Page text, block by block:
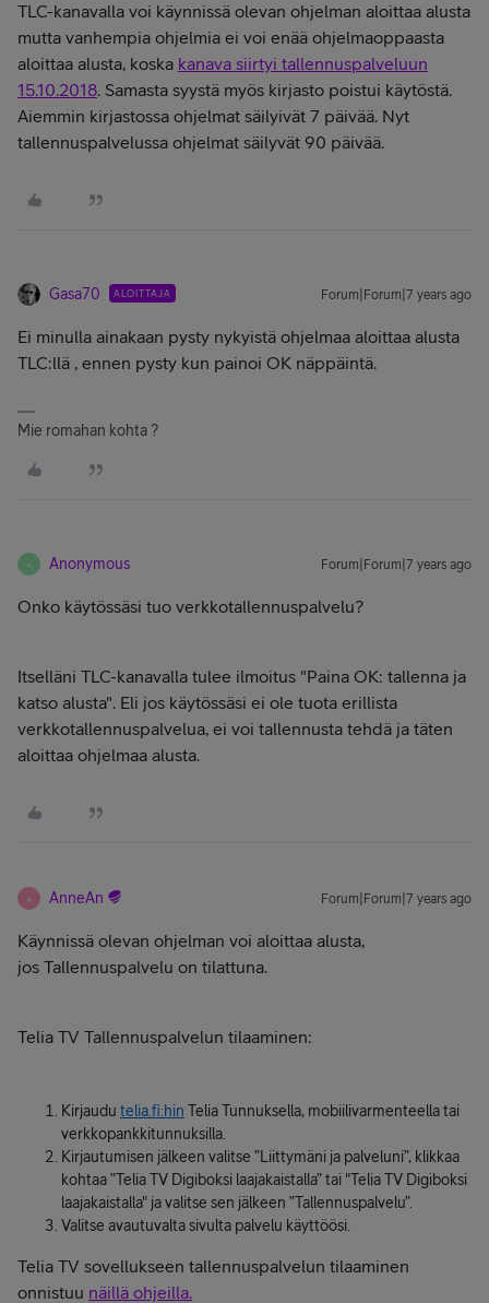
TLC-kanavalla voi käynnissä olevan ohjelman aloittaa alusta
mutta vanhempia ohjelmia ei voi enää ohjelmaoppaasta
aloittaa alusta, koska kanava siirtyi tallennuspalveluun
15.10.2018. Samasta syystä myös kirjasto poistui käytöstä.
Aiemmin kirjastossa ohjelmat säilyivät 7 päivää. Nyt
tallennuspalvelussa ohjelmat säilyvät 90 päivää.
Gasa70 ALOITTAJA Forum|Forum|7 years ago
Ei minulla ainakaan pysty nykyistä ohjelmaa aloittaa alusta
TLC:llä , ennen pysty kun painoi OK näppäintä.
Mie romahan kohta ?
A Anonymous Forum|Forum|7 years ago
Onko käytössäsi tuo verkkotallennuspalvelu?
Itselläni TLC-kanavalla tulee ilmoitus "Paina OK: tallenna ja
katso alusta". Eli jos käytössäsi ei ole tuota erillista
verkkotallennuspalvelua, ei voi tallennusta tehdä ja täten
aloittaa ohjelmaa alusta.
A AnneAn Forum|Forum|7 years ago
Käynnissä olevan ohjelman voi aloittaa alusta,
jos Tallennuspalvelu on tilattuna.
Telia TV Tallennuspalvelun tilaaminen:
Kirjaudu telia.fi:hin Telia Tunnuksella, mobiilivarmenteella tai
verkkopankkitunnuksilla.
Kirjautumisen jälkeen valitse ”Liittymäni ja palveluni”, klikkaa
kohtaa ”Telia TV Digiboksi laajakaistalla” tai "Telia TV Digiboksi
laajakaistalla" ja valitse sen jälkeen ”Tallennuspalvelu”.
Valitse avautuvalta sivulta palvelu käyttöösi.
Telia TV sovellukseen tallennuspalvelun tilaaminen
onnistuu näillä ohjeilla.